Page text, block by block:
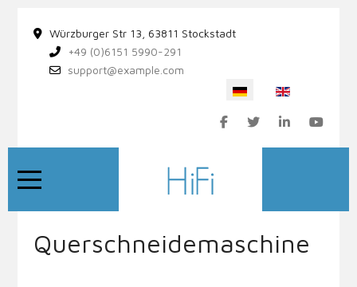
Würzburger Str 13, 63811 Stockstadt
+49 (0)6151 5990-291
support@example.com
Sprache auswählen
Mobile Menu Toggle
Querschneidemaschine